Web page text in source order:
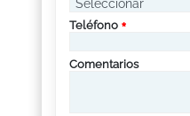
Teléfono
Comentarios